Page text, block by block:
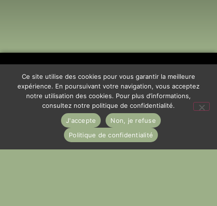
Ce site utilise des cookies pour vous garantir la meilleure
expérience. En poursuivant votre navigation, vous acceptez
notre utilisation des cookies. Pour plus d’informations,
consultez notre politique de confidentialité.
J'accepte
Non, je refuse
Politique de confidentialité